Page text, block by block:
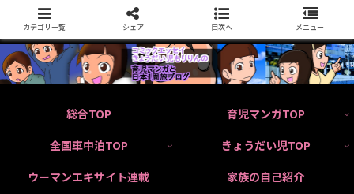
総合TOP
育児マンガTOP
全国車中泊TOP
きょうだい児TOP
ウーマンエキサイト連載
家族の自己紹介
カテゴリ一覧 シェア 目次へ メニュー